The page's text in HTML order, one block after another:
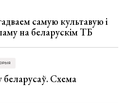
самую культавую і
на беларускім ТБ
беларусаў. Схема